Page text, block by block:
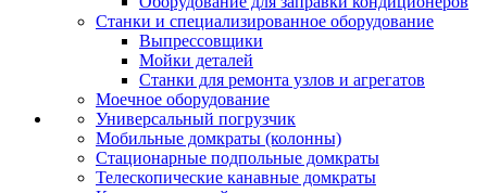
Станки и специализированное оборудование
Выпрессовщики
Мойки деталей
Станки для ремонта узлов и агрегатов
Моечное оборудование
Универсальный погрузчик
Мобильные домкраты (колонны)
Стационарные подпольные домкраты
Телескопические канавные домкраты